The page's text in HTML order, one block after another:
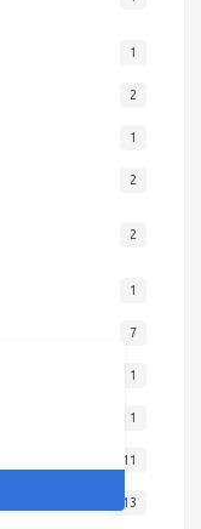
1
2
1
2
2
1
7
1
1
11
13